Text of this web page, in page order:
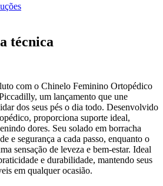
técnica
com o Chinelo Feminino Ortopédico
um lançamento que une
dos seus pés o dia todo. Desenvolvido
proporciona suporte ideal,
dores. Seu solado em borracha
e segurança a cada passo, enquanto o
sensação de leveza e bem-estar. Ideal
e durabilidade, mantendo seus
em qualquer ocasião.